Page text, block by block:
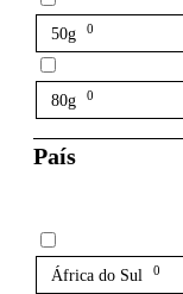
50g 0
80g 0
País
África do Sul 0